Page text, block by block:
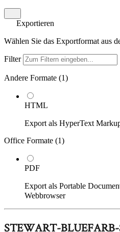
Exportieren
Wählen Sie das Exportformat aus
Filter
Andere Formate (1)
HTML
Export als HyperText
Office Formate (1)
PDF
Export als Portable
Webbrowser
STEWART-